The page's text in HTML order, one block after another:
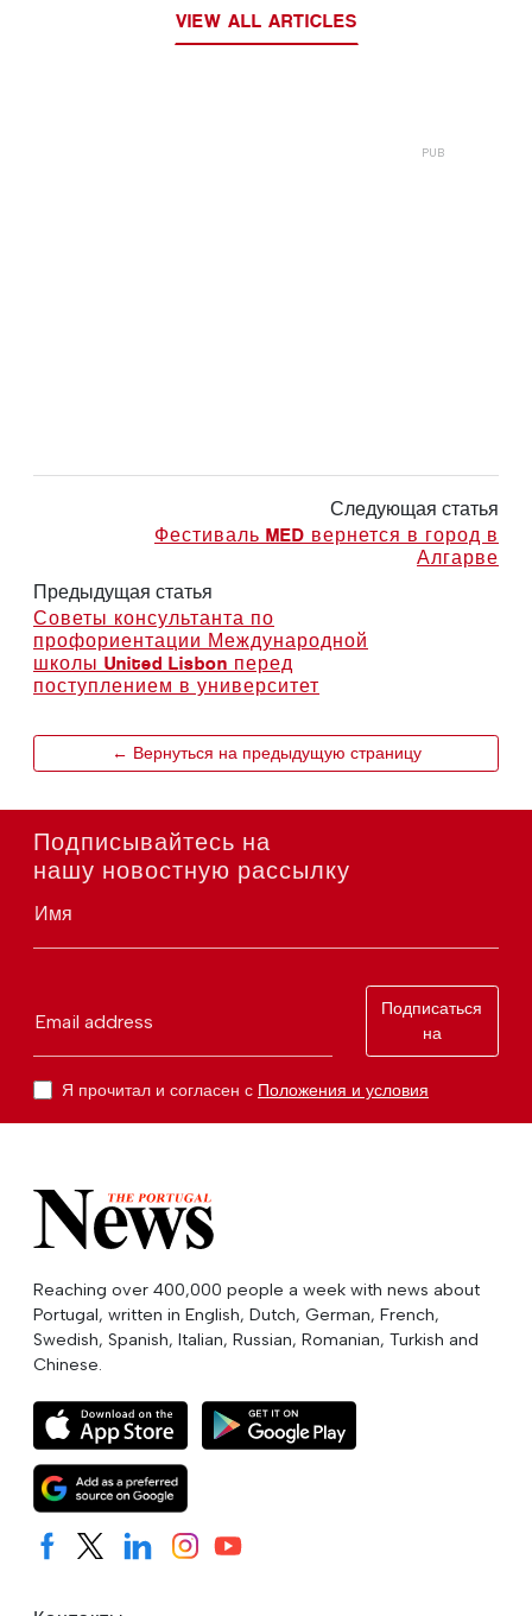
VIEW ALL ARTICLES
Следующая статья
Фестиваль MED вернется в город в
Алгарве
Предыдущая статья
Советы консультанта по
профориентации Международной
школы United Lisbon перед
поступлением в университет
← Вернуться на предыдущую страницу
Подписывайтесь на
нашу новостную рассылку
Имя
Email address
Подписаться
на
Я прочитал и согласен с Положения и условия
Reaching over 400,000 people a week with news about
Portugal, written in English, Dutch, German, French,
Swedish, Spanish, Italian, Russian, Romanian, Turkish and
Chinese.